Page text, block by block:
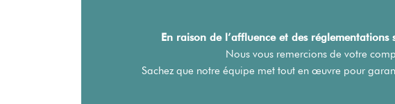
En raison de l’affluence et des
Nous vous remercions de votre
Sachez que notre équipe met tout en œuvre pour